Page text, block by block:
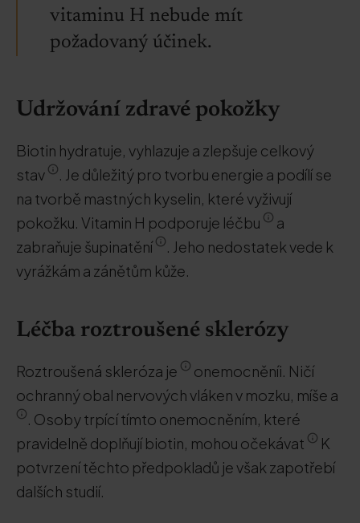
vitaminu H nebude mít
požadovaný účinek.
Udržování zdravé pokožky
Biotin hydratuje, vyhlazuje a zlepšuje celkový
stav
. Je důležitý pro tvorbu energie a podílí se
na tvorbě mastných kyselin, které vyživují
pokožku. Vitamin H podporuje léčbu
a
zabraňuje šupinatění
. Jeho nedostatek vede k
vyrážkám a zánětům kůže.
Léčba roztroušené sklerózy
Roztroušená skleróza je
onemocněníi. Ničí
ochranný obal nervových vláken v mozku, míše a
. Osoby trpící tímto onemocněním, které
pravidelně doplňují biotin, mohou očekávat
K
potvrzení těchto předpokladů je však zapotřebí
dalších studií.